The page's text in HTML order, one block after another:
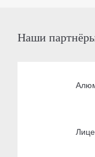
Наши